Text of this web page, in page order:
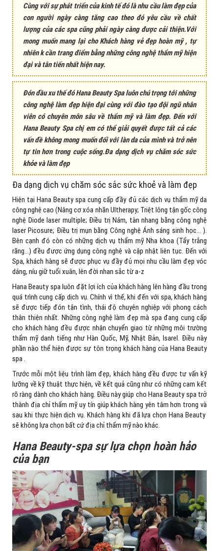
Cùng với sự phát triển của kinh tế đó là nhu cầu làm đẹp của
con người ngày càng tăng cao theo đó yêu cầu về chất
lượng của các spa cũng phải ngày càng được cải thiện.Với
mong muốn mang lại cho Khách hàng vẻ đẹp hoàn mỹ , tự
nhiên k cần trang điểm bằng những công nghệ thẩm mỹ hiện
đại và tân tiến nhất hiện nay.
Đón đầu xu thế đó Hana Beauty Spa luôn chú trọng tới những
công nghệ làm đẹp hiện đại cùng với đào tạo đội ngũ nhân
viên có chuyên môn sâu về thẩm mỹ và làm đẹp. Đến với
Hana Beauty Spa chị em có thể giải quyết được tất cả các
vấn đề không mong muốn đối với làn da của mình và trở nên
tự tin hơn trong cuộc sống.Đa dạng dịch vụ chăm sóc sức
khỏe và làm đẹp
Đa dạng dịch vụ chăm sóc sắc sức khoẻ và làm đẹp
Hiện tại Hana Beauty spa cung cấp đầy đủ các dịch vụ thẩm mỹ da
công nghệ cao (Nâng cơ xóa nhăn Ultherapy; Triệt lông tận gốc công
nghệ Diode laser multiple; Điều trị Nám, tàn nhang bằng công nghệ
laser Picosure; Điều trị mụn bằng Công nghệ Ánh sáng sinh học… ).
Bên cạnh đó còn có những dịch vụ thẩm mỹ Nha khoa (Tẩy trắng
răng…) đều được ứng dụng công nghệ và cập nhật liên tục. Đến với
Spa, khách hàng sẽ được phục vụ đầy đủ mọi nhu cầu làm đẹp vóc
dáng, níu giữ tuổi xuân, lên đời nhan sắc từ a-z
Hana Beauty spa luôn đặt lợi ích của khách hàng lên hàng đầu trong
quá trình cung cấp dịch vụ. Chính vì thế, khi đến với spa, khách hàng
sẽ được tiếp đón tận tình, thái độ chuyên nghiệp với phong cách
thân thiện nhất. Những công nghệ làm đẹp mà spa đang cung cấp
cho khách hàng đều được nhận chuyển giao từ những môi trường
thẩm mỹ danh tiếng như Hàn Quốc, Mỹ, Nhật Bản, Isarel. Điều này
phần nào thể hiện được sự tôn trọng khách hàng của Hana Beauty
spa .
Trước mỗi một liệu trình làm đẹp, khách hàng đều được tư vấn kỹ
lưỡng về kỹ thuật thực hiện, về kết quả cũng như có những cam kết
rõ ràng dành cho khách hàng. Điều này giúp cho Hana Beauty spa trở
thành địa chỉ thẩm mỹ uy tín giúp khách hàng yên tâm hơn trong và
sau khi thực hiện dịch vụ. Khách hàng khi đã lựa chọn Hana Beauty
sẽ không lựa chọn bất cứ địa chỉ thẩm mỹ nào khác.
Hana Beauty-spa sự lựa chọn hoàn hảo
của bạn